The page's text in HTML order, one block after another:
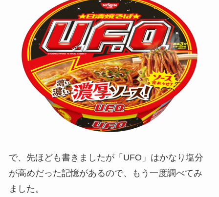
で、先ほども書きましたが「UFO」はかなり塩分
が高めだった記憶があるので、もう一度調べてみ
ました。